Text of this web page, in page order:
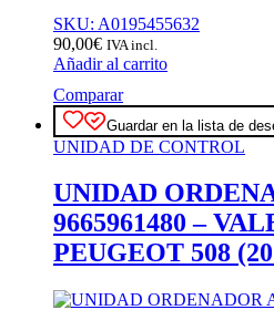
SKU: A0195455632
90,00€ IVA incl.
Añadir al carrito
Comparar
Guardar en la lista de
UNIDAD DE CONTROL
UNIDAD
9665961480 –
PEUGEOT 508